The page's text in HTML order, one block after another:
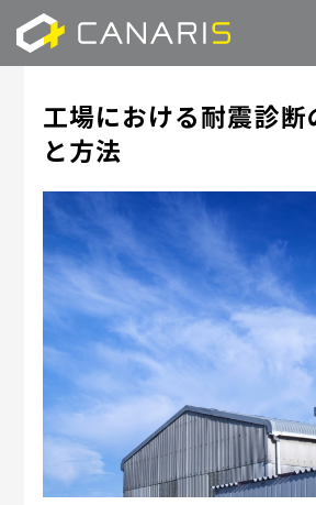
工場における耐震診断
と方法